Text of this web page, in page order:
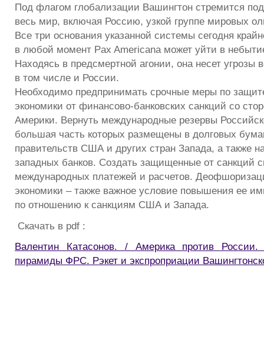
Под флагом глобализации Вашингтон стремится
весь мир, включая Россию, узкой группе мировых
Все три основания указанной системы сегодня
в любой момент Pax Americana может уйти в
Находясь в предсмертной агонии, она несет угрозы
в том числе и России.
Необходимо предпринимать срочные меры по
экономики от финансово-банковских санкций со
Америки. Вернуть международные резервы
большая часть которых размещены в долговых
правительств США и других стран Запада, а также
западных банков. Создать защищенные от санкций
международных платежей и расчетов.
экономики – также важное условие повышения ее
по отношению к санкциям США и Запада.
Скачать в pdf :
Валентин Катасонов. / Америка против России.
пирамиды ФРС. Рэкет и экспроприации